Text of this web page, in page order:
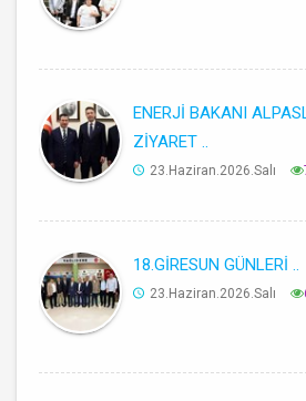
ENERJİ BAKANI
ZİYARET ..
23.Haziran.2026.Salı
18.GİRESUN GÜNLERİ ..
23.Haziran.2026.Salı